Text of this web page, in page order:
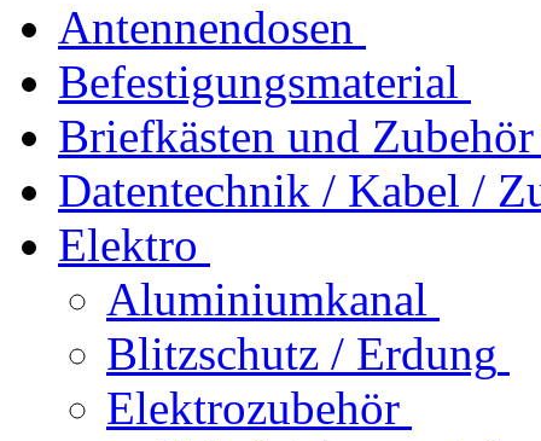
Antennendosen
Befestigungsmaterial
Briefkästen und Zubehör
Datentechnik / Kabel /
Elektro
Aluminiumkanal
Blitzschutz / Erdung
Elektrozubehör